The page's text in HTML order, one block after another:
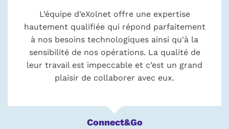
L’équipe d’eXolnet offre une expertise
hautement qualifiée qui répond parfaitement
à nos besoins technologiques ainsi qu'à la
sensibilité de nos opérations. La qualité de
leur travail est impeccable et c’est un grand
plaisir de collaborer avec eux.
Connect&Go